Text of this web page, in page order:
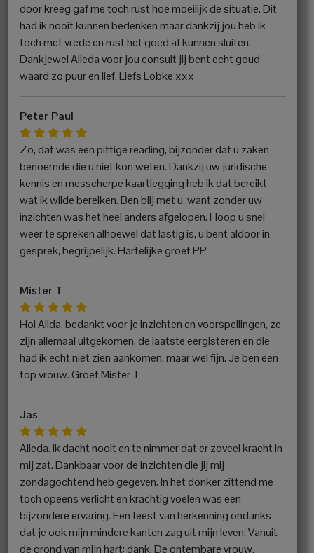
door kreeg gaf me toch rust hoe moeilijk de situatie. Dit
had ik nooit kunnen bedenken maar dankzij jou heb ik
toch met vrede en rust het goed af kunnen sluiten.
Dankjewel Alieda voor jou consult jij bent echt goud
waard zo puur en lief. Liefs Lobke xxx
Peter Paul
Zo, dat was een pittige reading, bijzonder dat u zaken
benoemde die u niet kon weten. Dankzij uw juridische
kennis en messcherpe kaartlegging heb ik dat bereikt
wat ik wilde bereiken. Ben blij met u, want zonder uw
inzichten was het heel anders afgelopen. Hoop u snel
weer te spreken alhoewel dat lastig is, u bent aldoor in
gesprek, begrijpelijk. Hartelijke groet PP
Mister T
Hoi Alida, bedankt voor je inzichten en voorspellingen, ze
zijn allemaal uitgekomen, de laatste eergisteren en die
had ik echt niet zien aankomen, maar wel fijn. Je ben een
top vrouw. Groet Mister T
Jas
Alieda. Ik dacht nooit en te nimmer dat er zoveel kracht in
mij zat. Dankbaar voor de inzichten die jij mij
zondagochtend heb gegeven. In het donker zittend me
toch opeens verlicht en krachtig voelen was een
bijzondere ervaring. Een feest van herkenning ondanks
dat je ook mijn mindere kanten zag uit mijn leven. Vanuit
de grond van mijn hart: dank. De ontembare vrouw.